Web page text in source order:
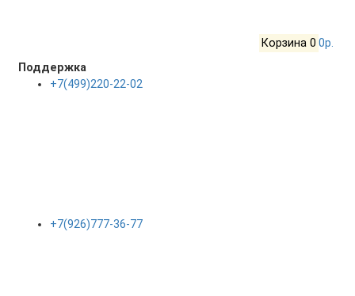
Корзина 0 0р.
Поддержка
+7(499)220-22-02
+7(926)777-36-77